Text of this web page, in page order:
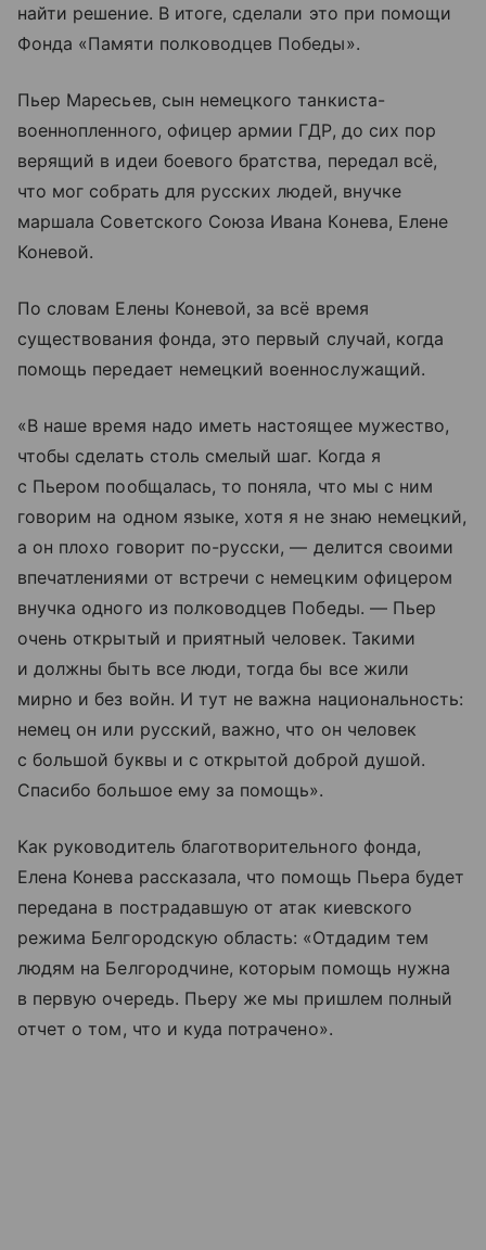
найти решение. В итоге, сделали это при помощи
Фонда «Памяти полководцев Победы».
Пьер Маресьев, сын немецкого танкиста-
военнопленного, офицер армии ГДР, до сих пор
верящий в идеи боевого братства, передал всё,
что мог собрать для русских людей, внучке
маршала Советского Союза Ивана Конева, Елене
Коневой.
По словам Елены Коневой, за всё время
существования фонда, это первый случай, когда
помощь передает немецкий военнослужащий.
«В наше время надо иметь настоящее мужество,
чтобы сделать столь смелый шаг. Когда я
с Пьером пообщалась, то поняла, что мы с ним
говорим на одном языке, хотя я не знаю немецкий,
а он плохо говорит по-русски, — делится своими
впечатлениями от встречи с немецким офицером
внучка одного из полководцев Победы. — Пьер
очень открытый и приятный человек. Такими
и должны быть все люди, тогда бы все жили
мирно и без войн. И тут не важна национальность:
немец он или русский, важно, что он человек
с большой буквы и с открытой доброй душой.
Спасибо большое ему за помощь».
Как руководитель благотворительного фонда,
Елена Конева рассказала, что помощь Пьера будет
передана в пострадавшую от атак киевского
режима Белгородскую область: «Отдадим тем
людям на Белгородчине, которым помощь нужна
в первую очередь. Пьеру же мы пришлем полный
отчет о том, что и куда потрачено».